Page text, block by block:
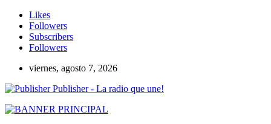
Likes
Followers
Subscribers
Followers
viernes, agosto 7, 2026
Publisher - La radio que une!